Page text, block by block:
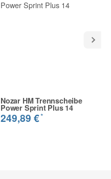
Nozar HM Trennscheibe
Power Sprint Plus 14
249,89 €*